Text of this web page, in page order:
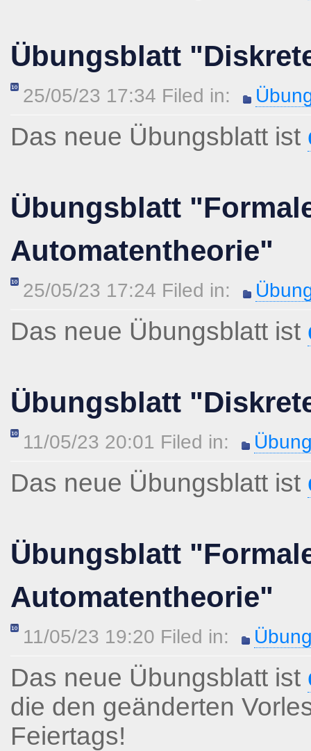
Übungsblatt
25/05/23 17:34 Filed in:
Das neue Übungsblatt ist
Übungsblatt
Automatentheorie"
25/05/23 17:24 Filed in:
Das neue Übungsblatt ist
Übungsblatt
11/05/23 20:01 Filed in:
Das neue Übungsblatt ist
Übungsblatt
Automatentheorie"
11/05/23 19:20 Filed in:
Das neue Übungsblatt ist
die den geänderten
Feiertags!